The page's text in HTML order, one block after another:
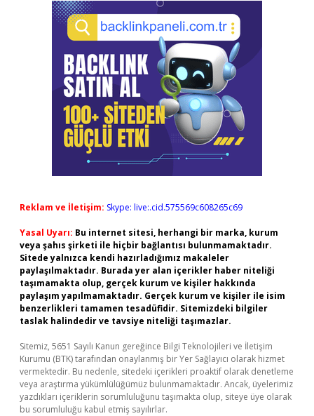
Reklam ve İletişim: Skype: live:.cid.575569c608265c69
Yasal Uyarı: Bu internet sitesi, herhangi bir marka, kurum
veya şahıs şirketi ile hiçbir bağlantısı bulunmamaktadır.
Sitede yalnızca kendi hazırladığımız makaleler
paylaşılmaktadır. Burada yer alan içerikler haber niteliği
taşımamakta olup, gerçek kurum ve kişiler hakkında
paylaşım yapılmamaktadır. Gerçek kurum ve kişiler ile isim
benzerlikleri tamamen tesadüfidir. Sitemizdeki bilgiler
taslak halindedir ve tavsiye niteliği taşımazlar.
Sitemiz, 5651 Sayılı Kanun gereğince Bilgi Teknolojileri ve İletişim
Kurumu (BTK) tarafından onaylanmış bir Yer Sağlayıcı olarak hizmet
vermektedir. Bu nedenle, sitedeki içerikleri proaktif olarak denetleme
veya araştırma yükümlülüğümüz bulunmamaktadır. Ancak, üyelerimiz
yazdıkları içeriklerin sorumluluğunu taşımakta olup, siteye üye olarak
bu sorumluluğu kabul etmiş sayılırlar.